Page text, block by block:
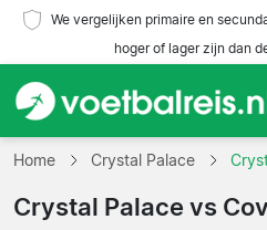
We vergelijken primaire en
hoger of lager zijn dan
Home
Teams
Home Crystal Palace
Crystal Palace vs